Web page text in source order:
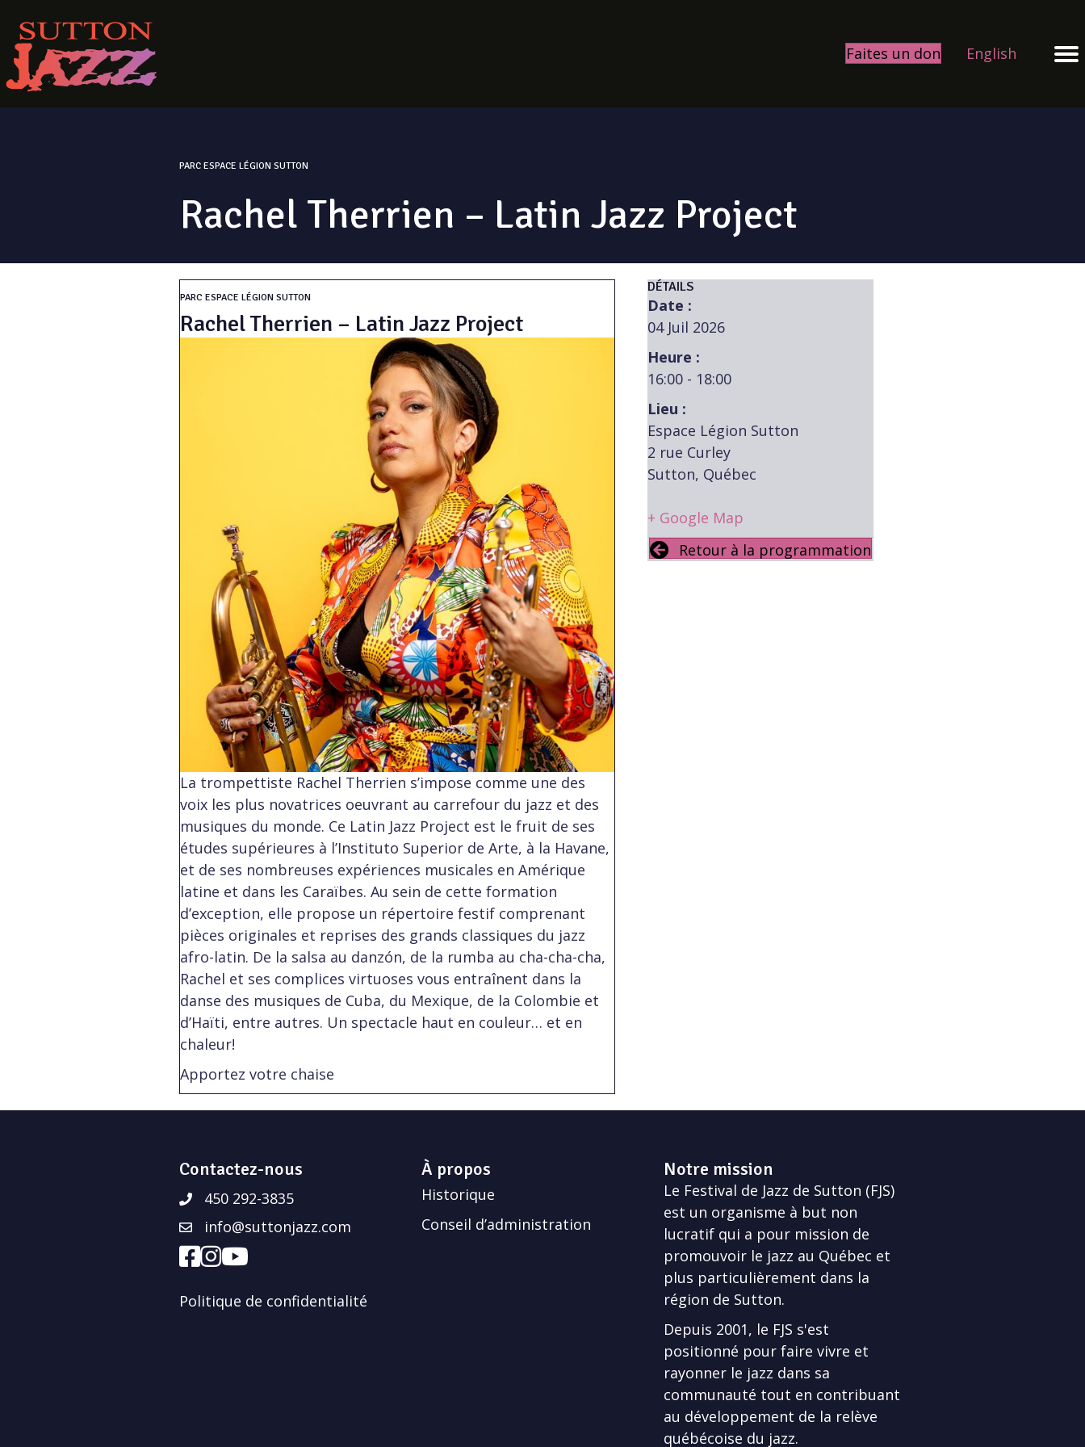
Faites un don English
PARC ESPACE LÉGION SUTTON
Rachel Therrien – Latin Jazz Project
PARC ESPACE LÉGION SUTTON
Rachel Therrien – Latin Jazz Project
La trompettiste Rachel Therrien s’impose comme une des
voix les plus novatrices oeuvrant au carrefour du jazz et des
musiques du monde. Ce Latin Jazz Project est le fruit de ses
études supérieures à l’Instituto Superior de Arte, à la Havane,
et de ses nombreuses expériences musicales en Amérique
latine et dans les Caraïbes. Au sein de cette formation
d’exception, elle propose un répertoire festif comprenant
pièces originales et reprises des grands classiques du jazz
afro-latin. De la salsa au danzón, de la rumba au cha-cha-cha,
Rachel et ses complices virtuoses vous entraînent dans la
danse des musiques de Cuba, du Mexique, de la Colombie et
d’Haïti, entre autres. Un spectacle haut en couleur… et en
chaleur!
Apportez votre chaise
DÉTAILS
Date :
04 Juil 2026
Heure :
16:00 - 18:00
Lieu :
Espace Légion Sutton
2 rue Curley
Sutton, Québec
+ Google Map
Retour à la programmation
Contactez-nous
450 292-3835
info@suttonjazz.com
Politique de confidentialité
À propos
Historique
Conseil d’administration
Notre mission
Le Festival de Jazz de Sutton (FJS)
est un organisme à but non
lucratif qui a pour mission de
promouvoir le jazz au Québec et
plus particulièrement dans la
région de Sutton.
Depuis 2001, le FJS s'est
positionné pour faire vivre et
rayonner le jazz dans sa
communauté tout en contribuant
au développement de la relève
québécoise du jazz.